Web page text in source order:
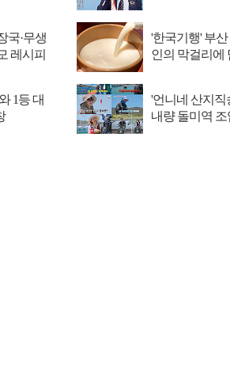
국·무생
레시피
'한국기행' 부
인의 막걸리에
1등 대
'언니네 산지직
내량 돌미역